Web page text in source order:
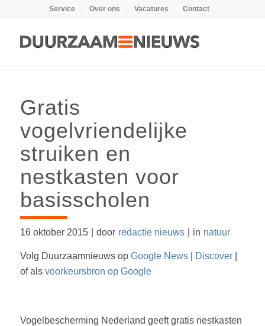
Service Over ons Vacatures Contact
Gratis
vogelvriendelijke
struiken en
nestkasten voor
basisscholen
16 oktober 2015 door redactie nieuws in natuur
Volg Duurzaamnieuws op Google News| Discover|
of als voorkeursbron op Google
Vogelbescherming Nederland geeft gratis nestkasten